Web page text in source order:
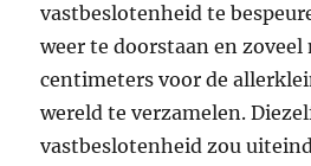
vastbeslotenheid te
weer te doorstaan en
centimeters voor de
wereld te verzamelen.
vastbeslotenheid zou